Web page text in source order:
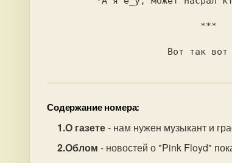
Содержание номера:
О газете- нам нужен музыкант и
Облом - новостей о "Pink Floyd"